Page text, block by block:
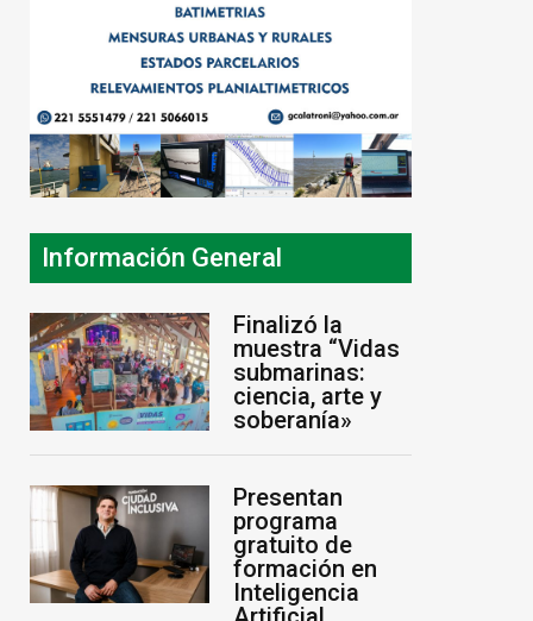
Información General
Finalizó la
muestra “Vidas
submarinas:
ciencia, arte y
soberanía»
Presentan
programa
gratuito de
formación en
Inteligencia